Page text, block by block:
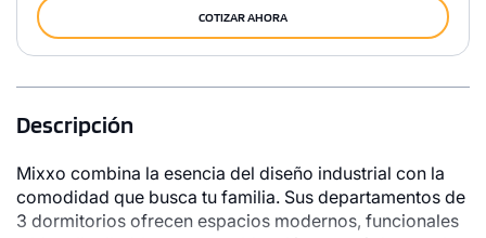
COTIZAR AHORA
Descripción
Mixxo combina la esencia del diseño industrial con la
comodidad que busca tu familia. Sus departamentos de
3 dormitorios ofrecen espacios modernos, funcionales